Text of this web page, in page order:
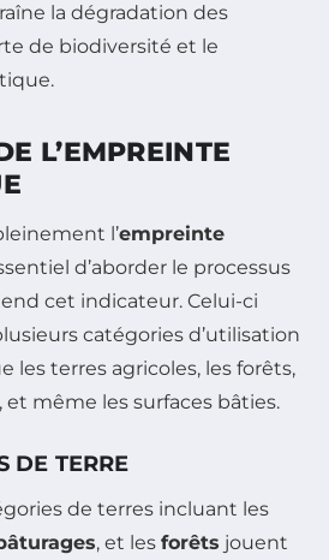
la dégradation des
de biodiversité et le
L’EMPREINTE
l’empreinte
d’aborder le processus
cet indicateur. Celui-ci
catégories d’utilisation
les terres agricoles, les forêts,
et même les surfaces bâties.
DE TERRE
de terres incluant les
, et les forêts jouent